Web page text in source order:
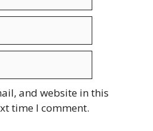
and website in this
time I comment.